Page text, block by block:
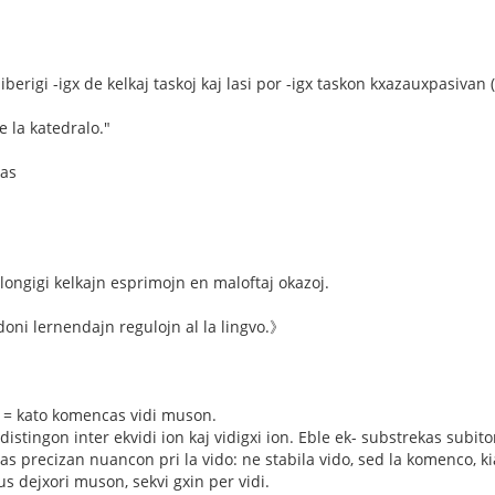
-igx de kelkaj taskoj kaj lasi por -igx taskon kxazauxpasivan
la katedralo."
kelkajn esprimojn en maloftaj okazoj.
lernendajn regulojn al la lingvo.》
kato komencas vidi muson.
inter ekvidi ion kaj vidigxi ion. Eble ek- substrekas
precizan nuancon pri la vido: ne stabila vido, sed la komenco,
dejxori muson, sekvi gxin per vidi.